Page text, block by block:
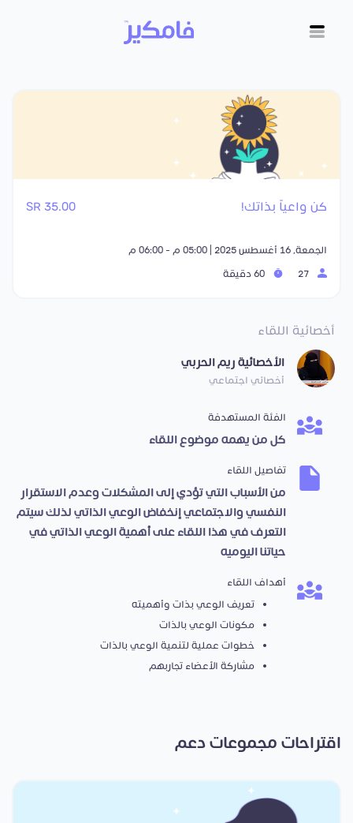
كن واعياً بذاتك! 35.00 SR
الجمعة, 16 أغسطس 2025 | 05:00 م - 06:00 م
أخصائية اللقاء
الأخصائية ريم الحربي
أخصائي اجتماعي
الفئة المستهدفة
كل من يهمه موضوع اللقاء
تفاصيل اللقاء
من الأسباب التي تؤدي إلى المشكلات وعدم الاستقرار
النفسي والاجتماعي إنخفاض الوعي الذاتي لذلك سيتم
التعرف في هذا اللقاء على أهمية الوعي الذاتي في
حياتنا اليوميه
أهداف اللقاء
تعريف الوعي بذات وأهميته
مكونات الوعي بالذات
خطوات عملية لتنمية الوعي بالذات
مشاركة الأعضاء تجاربهم
اقتراحات مجموعات دعم